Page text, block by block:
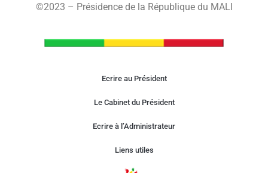
©2023 – Présidence de la République du MALI
Ecrire au Président
Le Cabinet du Président
Ecrire à l’Administrateur
Liens utiles